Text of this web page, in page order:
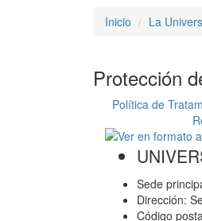
Inicio
La
Protección
Política de
Sede
Dirección:
Código